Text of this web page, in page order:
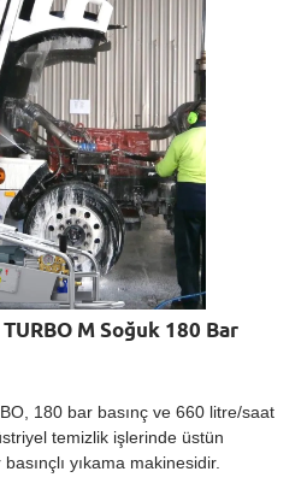
M Soğuk 180 Bar
180 bar basınç ve 660 litre/saat
temizlik işlerinde üstün
yıkama makinesidir.